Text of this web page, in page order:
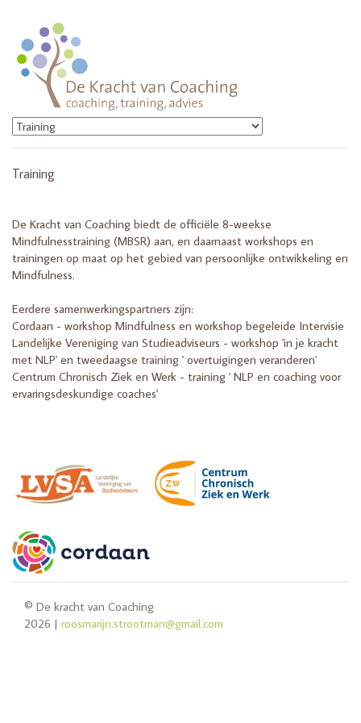
Training
De Kracht van Coaching biedt de officiële 8-weekse
Mindfulnesstraining (MBSR) aan, en daarnaast workshops en
trainingen op maat op het gebied van persoonlijke ontwikkeling en
Mindfulness.
Eerdere samenwerkingspartners zijn:
Cordaan - workshop Mindfulness en workshop begeleide Intervisie
Landelijke Vereniging van Studieadviseurs - workshop 'in je kracht
met NLP' en tweedaagse training ' overtuigingen veranderen'
Centrum Chronisch Ziek en Werk - training ' NLP en coaching voor
ervaringsdeskundige coaches'
© De kracht van Coaching
2026 | roosmarijn.strootman@gmail.com